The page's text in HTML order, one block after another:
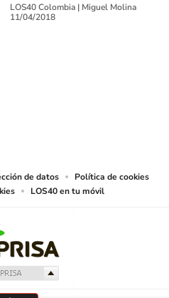
LOS40 Colombia | Miguel Molina
11/04/2018
de datos
Política de cookies
LOS40 en tu móvil